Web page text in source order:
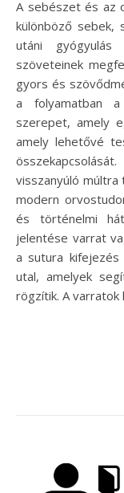
A sebészet és az orvostudomány egyik alapvető eleme a
különböző sebek,
utáni
szöveteinek
gyors és
a folyamatban a
szerepet, amely
amely lehetővé
visszanyúló múltra
modern
és történelmi
jelentése varrat
a sutura kifejezés
utal, amelyek
rögzítik. A